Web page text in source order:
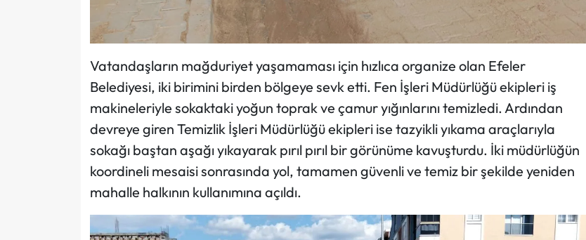
Vatandaşların mağduriyet yaşamaması için hızlıca organize olan Efeler
Belediyesi, iki birimini birden bölgeye sevk etti. Fen İşleri Müdürlüğü ekipleri iş
makineleriyle sokaktaki yoğun toprak ve çamur yığınlarını temizledi. Ardından
devreye giren Temizlik İşleri Müdürlüğü ekipleri ise tazyikli yıkama araçlarıyla
sokağı baştan aşağı yıkayarak pırıl pırıl bir görünüme kavuşturdu. İki müdürlüğün
koordineli mesaisi sonrasında yol, tamamen güvenli ve temiz bir şekilde yeniden
mahalle halkının kullanımına açıldı.